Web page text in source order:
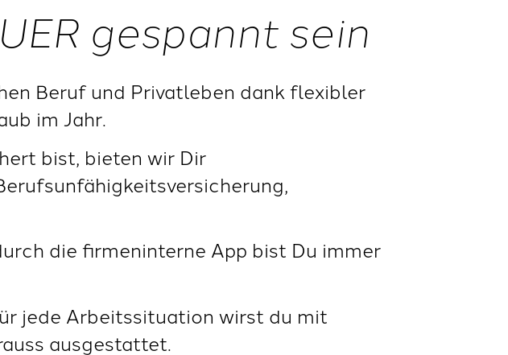
gespannt sein
Beruf und Privatleben dank flexibler
im Jahr.
bist, bieten wir Dir
die firmeninterne App bist Du immer
jede Arbeitssituation wirst du mit
ausgestattet.